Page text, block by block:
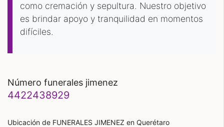
como cremación y sepultura. Nuestro objetivo
es brindar apoyo y tranquilidad en momentos
difíciles.
número funerales jimenez
4422438929
Ubicación de FUNERALES JIMENEZ en Querétaro